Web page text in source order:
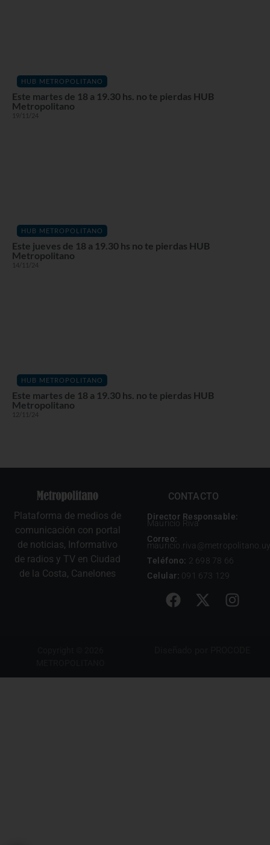
HUB METROPOLITANO
Este martes de 18 a 19.30 hs. no te pierdas HUB
Metropolitano
19/11/24
HUB METROPOLITANO
Este jueves de 18 a 19.30 hs no te pierdas HUB
Metropolitano
14/11/24
HUB METROPOLITANO
Este martes de 18 a 19.30 hs. no te pierdas HUB
Metropolitano
12/11/24
Plataforma de medios de
comunicación con portal
de noticias, Informativo
de radios y TV en Ciudad
de la Costa, Canelones
CONTACTO
Director Responsable:
Mauricio Riva
Correo:
mauricio.riva@metropolitano.uy
Teléfono: 2 698 78 66
Celular: 091 673 129